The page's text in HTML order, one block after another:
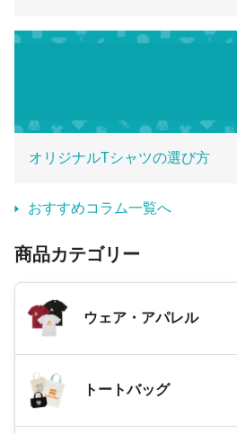
オリジナルTシャツの選び方
おすすめコラム一覧へ
商品カテゴリー
ウェア・アパレル
トートバッグ